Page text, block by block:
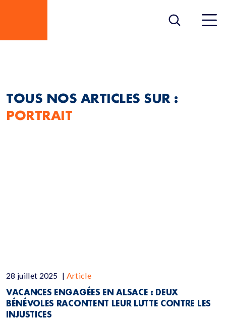
TOUS NOS ARTICLES SUR :
PORTRAIT
28 juillet 2025 | Article
VACANCES ENGAGÉES EN ALSACE : DEUX
BÉNÉVOLES RACONTENT LEUR LUTTE CONTRE LES
INJUSTICES